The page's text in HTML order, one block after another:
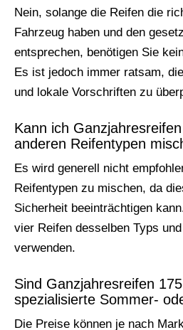
Nein, solange die Reifen die
Fahrzeug haben und den
entsprechen, benötigen Sie
Es ist jedoch immer ratsam,
und lokale Vorschriften zu
Kann ich
anderen Reifentypen
Es wird generell nicht
Reifentypen zu mischen, da
Sicherheit beeinträchtigen
vier Reifen desselben Typs
verwenden.
Sind Ganzjahresreifen
spezialisierte Sommer-
Die Preise können je nach